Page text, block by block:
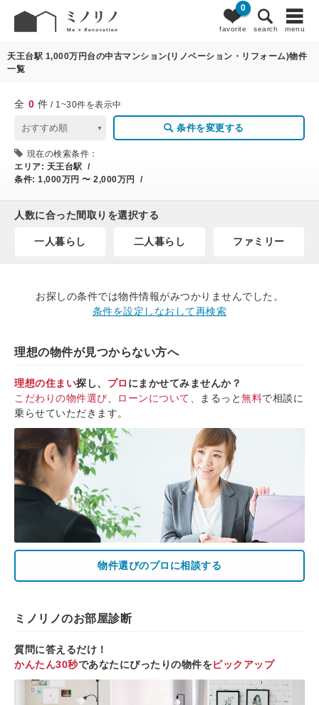
favorite
0
search menu
0 条件変更
天王台駅 1,000万円台の中古マンション(リノベーション・リフォーム)物件
一覧
全 0 件 / 1~30件を表示中
条件を変更する
現在の検索条件：
エリア: 天王台駅 /
条件: 1,000万円 〜 2,000万円 /
人数に合った間取りを選択する
一人暮らし 二人暮らし ファミリー
お探しの条件では物件情報がみつかりませんでした。
条件を設定しなおして再検索
理想の物件が見つからない方へ
理想の住まい探し、 プロ にまかせてみませんか？
こだわりの物件選び
ローンについて 、まるっと無料で相談に
乗らせていただきます。
物件選びのプロに相談する
ミノリノのお部屋診断
質問に答えるだけ！
かんたん30秒であなたにぴったりの物件をピックアップ